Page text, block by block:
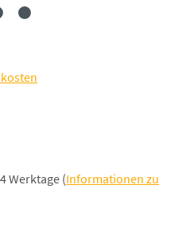
Werktage (Informationen zu